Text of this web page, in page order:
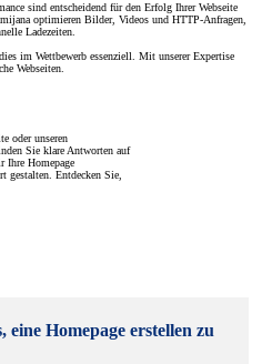
sind entscheidend für den Erfolg Ihrer Webseite
optimieren Bilder, Videos und HTTP-Anfragen,
Ladezeiten.
im Wettbewerb essenziell. Mit unserer Expertise
Webseiten.
oder unseren
Sie klare Antworten auf
Ihre Homepage
gestalten. Entdecken Sie,
eine Homepage erstellen zu